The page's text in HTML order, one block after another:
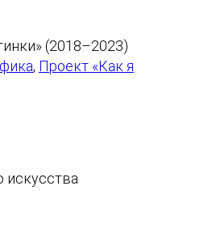
(2018–2023)
, Проект «Как я
искусства